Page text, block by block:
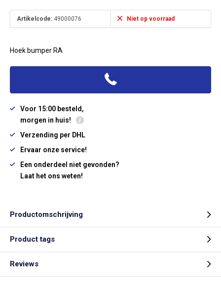
Artikelcode: 49000076 Niet op voorraad
Hoek bumper RA
Voor 15:00 besteld,
morgen in huis!
Verzending per DHL
Ervaar onze service!
Een onderdeel niet gevonden?
Laat het ons weten!
Productomschrijving
Product tags
Reviews